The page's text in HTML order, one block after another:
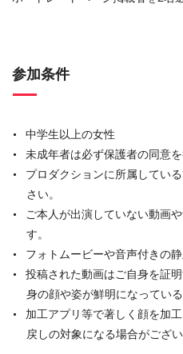
参加条件
中学生以上の女性
未成年者は必ず保護者の同意
プロダクションに所属してい
さい。
ご本人が出演していない動画
す。
フォトムービーや音声付きの
投稿された動画はご自身を証
身の顔や姿が鮮明になっている
加工アプリ等で著しく顔を加
戻しの対象になる場合がござ